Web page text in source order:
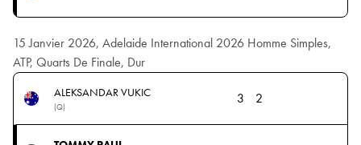
15 Janvier 2026, Adelaide International 2026 Homme Simples,
ATP, Quarts De Finale, Dur
ALEKSANDAR VUKIC
(Q)
3 2